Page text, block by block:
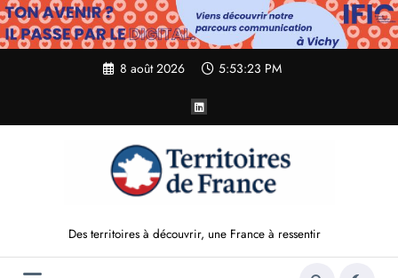
Aller
au
contenu
8 août 2026 5:53:25 PM
Des territoires à découvrir, une France à ressentir